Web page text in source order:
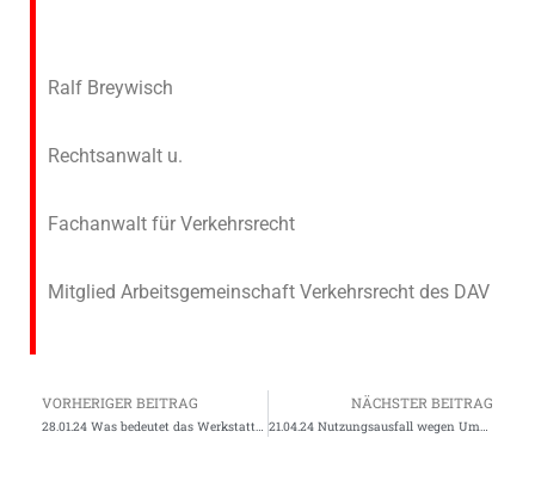
Ralf Breywisch
Rechtsanwalt u.
Fachanwalt für Verkehrsrecht
Mitglied Arbeitsgemeinschaft Verkehrsrecht des DAV
VORHERIGER BEITRAG NÄCHSTER BEITRAG